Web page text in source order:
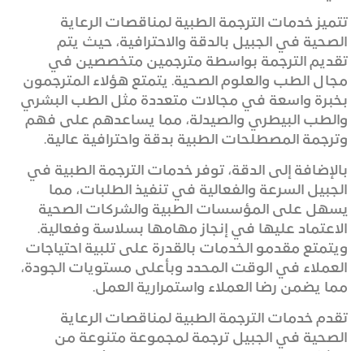
تتميز خدمات الترجمة الطبية لمناقصات الرعاية
الصحية في الجبيل بالدقة والاحترافية، حيث يتم
تقديم الترجمة بواسطة مترجمين متخصصين في
مجال الطب والعلوم الصحية. يتمتع هؤلاء المترجمون
بخبرة واسعة في مجالات متعددة مثل الطب البشري
والطب البيطري والصيدلة، مما يساعدهم على فهم
وترجمة المصطلحات الطبية بدقة واحترافية عالية.
بالإضافة إلى الدقة، توفر خدمات الترجمة الطبية في
الجبيل السرعة والفعالية في تنفيذ الطلبات، مما
يسهل على المؤسسات الطبية والشركات الصحية
الاعتماد عليها في إنجاز مهامها بسلاسة وفعالية.
ويتمتع مقدمو الخدمات بالقدرة على تلبية احتياجات
العملاء في الوقت المحدد وبأعلى مستويات الجودة،
مما يضمن رضا العملاء واستمرارية العمل.
تقدم خدمات الترجمة الطبية لمناقصات الرعاية
الصحية في الجبيل ترجمة لمجموعة متنوعة من